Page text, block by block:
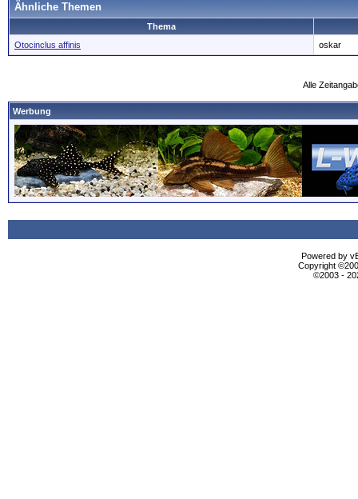
Ähnliche Themen
Thema
Otocinclus affinis
oskar
Alle
Werbung
Powered by
Copyright
©2003 -